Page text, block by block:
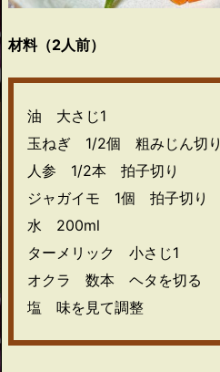
材料（2人前）
油 大さじ1
玉ねぎ 1/2個 粗みじん切り
人参 1/2本 拍子切り
ジャガイモ 1個 拍子切り
水 200ml
ターメリック 小さじ1
オクラ 数本 ヘタを切る
塩 味を見て調整